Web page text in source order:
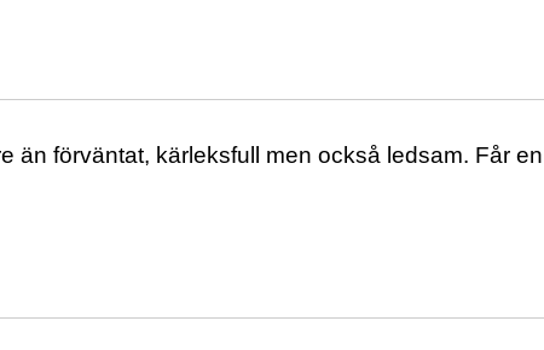
än förväntat, kärleksfull men också ledsam. Får